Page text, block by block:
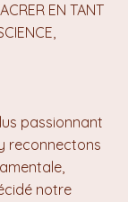
EN TANT
passionnant
reconnectons
notre